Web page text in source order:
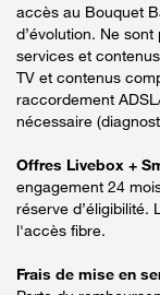
accès au Bouquet
d’évolution. Ne
services et
TV et contenus
raccordement
nécessaire
Offres Livebox +
engagement 24
réserve d’éligibilité.
l'accès fibre.
Frais de mise en